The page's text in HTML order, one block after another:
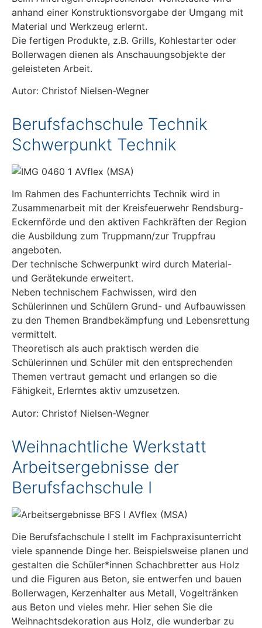
anhand einer Konstruktionsvorgabe der Umgang mit
Material und Werkzeug erlernt.
Die fertigen Produkte, z.B. Grills, Kohlestarter oder
Bollerwagen dienen als Anschauungsobjekte der
geleisteten Arbeit.
Autor: Christof Nielsen-Wegner
Berufsfachschule Technik
Schwerpunkt Technik
Im Rahmen des Fachunterrichts Technik wird in
Zusammenarbeit mit der Kreisfeuerwehr Rendsburg-
Eckernförde und den aktiven Fachkräften der Region
die Ausbildung zum Truppmann/zur Truppfrau
angeboten.
Der technische Schwerpunkt wird durch Material-
und Gerätekunde erweitert.
Neben technischem Fachwissen, wird den
Schülerinnen und Schülern Grund- und Aufbauwissen
zu den Themen Brandbekämpfung und Lebensrettung
vermittelt.
Theoretisch als auch praktisch werden die
Schülerinnen und Schüler mit den entsprechenden
Themen vertraut gemacht und erlangen so die
Fähigkeit, Erlerntes aktiv umzusetzen.
Autor: Christof Nielsen-Wegner
Weihnachtliche Werkstatt
Arbeitsergebnisse der
Berufsfachschule I
Die Berufsfachschule I stellt im Fachpraxisunterricht
viele spannende Dinge her. Beispielsweise planen und
gestalten die Schüler*innen Schachbretter aus Holz
und die Figuren aus Beton, sie entwerfen und bauen
Bollerwagen, Kerzenhalter aus Metall, Vogeltränken
aus Beton und vieles mehr. Hier sehen Sie die
Weihnachtsdekoration aus Holz, die wunderbar zu